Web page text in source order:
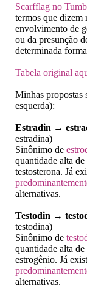
Scarfflag no
termos que dizem
envolvimento de
ou da presunção
determinada
Tabela original
Minhas propostas
esquerda):
Estradin →
estradina)
Sinônimo de
quantidade alta
testosterona. Já
alternativas.
Testodin →
testodina)
Sinônimo de
quantidade alta
estrogênio. Já
alternativas.